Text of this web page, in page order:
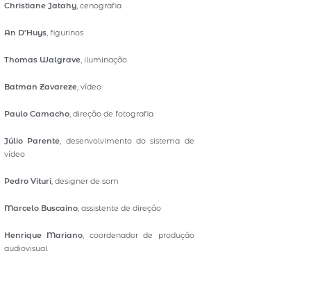
Christiane Jatahy, cenografia
An D’Huys, figurinos
Thomas Walgrave, iluminação
Batman Zavareze, vídeo
Paulo Camacho, direção de fotografia
Júlio Parente, desenvolvimento do sistema de
vídeo
Pedro Vituri, designer de som
Marcelo Buscaino, assistente de direção
Henrique Mariano, coordenador de produção
audiovisual